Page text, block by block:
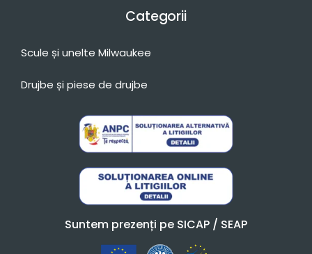
Categorii
Scule și unelte Milwaukee
Drujbe și piese de drujbe
Suntem prezenți pe SICAP / SEAP